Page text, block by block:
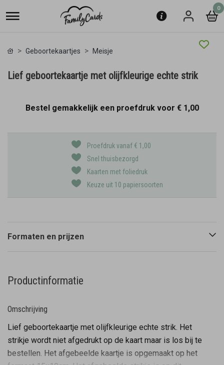
0
Geboortekaartjes Meisje
Lief geboortekaartje met olijfkleurige echte strik
Bestel gemakkelijk een proefdruk voor € 1,00
Proefdruk vanaf € 1,00
Snel thuisbezorgd
Kaarten met foliedruk
Keuze uit 10 papiersoorten
Formaten en prijzen
Productinformatie
Omschrijving
Lief geboortekaartje met olijfkleurige echte strik. Het
strikje wordt niet afgedrukt op de kaart maar is los bij te
bestellen. Het afgebeelde kaartje is opgemaakt op het